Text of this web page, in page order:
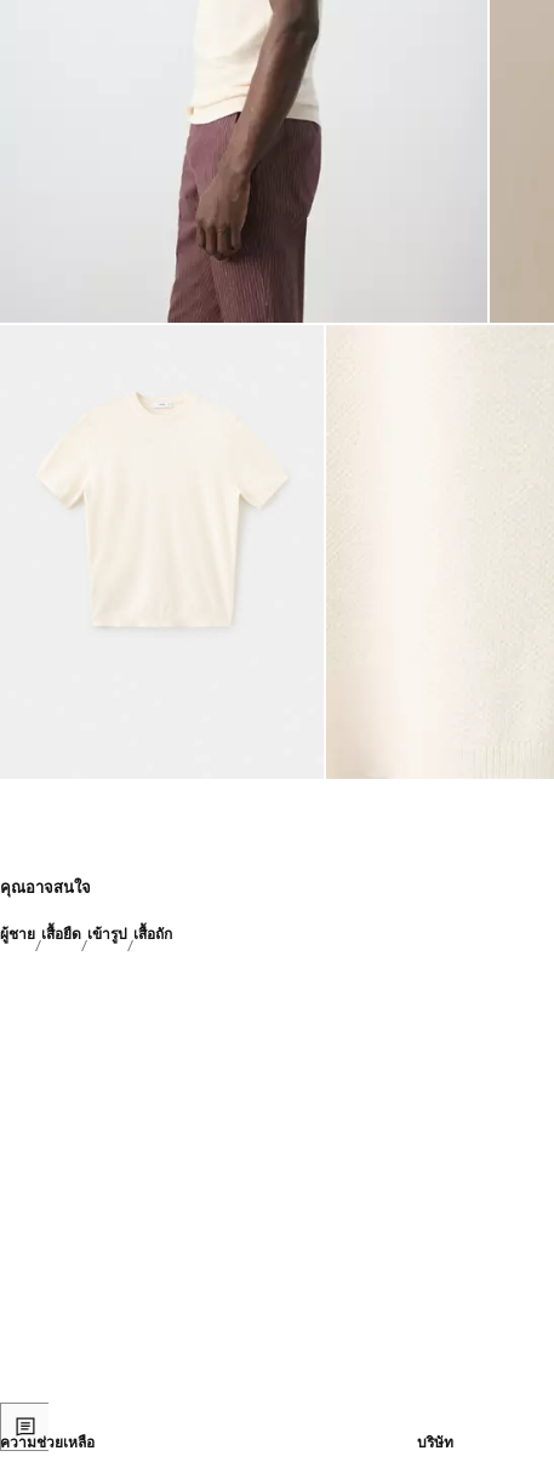
คุณอาจสนใจ
ผู้ชาย เสื้อยืด เข้ารูป เสื้อถัก
ความช่วยเหลือ บริษัท